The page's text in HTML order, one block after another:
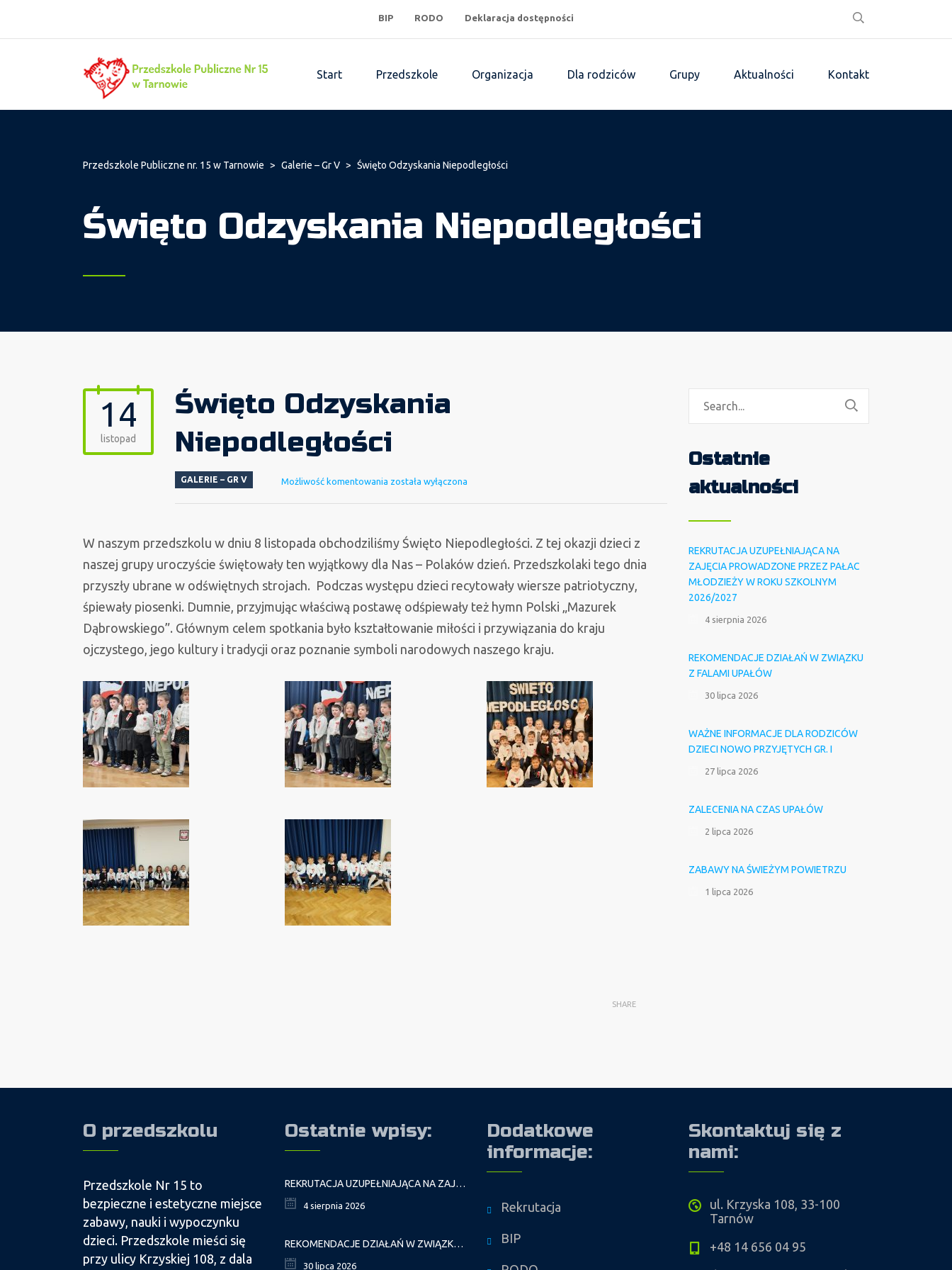
BIP RODO Deklaracja dostępności
Start Przedszkole Organizacja Dla rodziców Grupy Aktualności Kontakt
Przedszkole Publiczne nr. 15 w Tarnowie > Galerie – Gr V > Święto Odzyskania Niepodległości
Święto Odzyskania Niepodległości
14
listopad
Święto Odzyskania
Niepodległości
GALERIE – GR V Możliwość komentowania Święto
została wyłączona
W naszym przedszkolu w dniu 8 listopada obchodziliśmy Święto Niepodległości. Z tej okazji dzieci z
naszej grupy uroczyście świętowały ten wyjątkowy dla Nas – Polaków dzień. Przedszkolaki tego dnia
przyszły ubrane w odświętnych strojach. Podczas występu dzieci recytowały wiersze patriotyczny,
śpiewały piosenki. Dumnie, przyjmując właściwą postawę odśpiewały też hymn Polski „Mazurek
Dąbrowskiego”. Głównym celem spotkania było kształtowanie miłości i przywiązania do kraju
ojczystego, jego kultury i tradycji oraz poznanie symboli narodowych naszego kraju.
SHARE
Ostatnie
aktualności
REKRUTACJA UZUPEŁNIAJĄCA NA
ZAJĘCIA PROWADZONE PRZEZ PAŁAC
MŁODZIEŻY W ROKU SZKOLNYM
2026/2027
4 sierpnia 2026
REKOMENDACJE DZIAŁAŃ W ZWIĄZKU
Z FALAMI UPAŁÓW
30 lipca 2026
WAŻNE INFORMACJE DLA RODZICÓW
DZIECI NOWO PRZYJĘTYCH GR. I
27 lipca 2026
ZALECENIA NA CZAS UPAŁÓW
2 lipca 2026
ZABAWY NA ŚWIEŻYM POWIETRZU
1 lipca 2026
O przedszkolu
Przedszkole Nr 15 to
bezpieczne i estetyczne miejsce
zabawy, nauki i wypoczynku
dzieci. Przedszkole mieści się
przy ulicy Krzyskiej 108, z dala
Ostatnie wpisy:
REKRUTACJA UZUPEŁNIAJĄCA NA ZAJĘCIA PROWADZONE PRZEZ PAŁAC MŁODZIEŻY W ROKU SZKOLNYM 2026/2027
4 sierpnia 2026
REKOMENDACJE DZIAŁAŃ W ZWIĄZKU Z FALAMI UPAŁÓW
30 lipca 2026
Dodatkowe
informacje:
Rekrutacja
BIP
Skontaktuj się z
nami:
ul. Krzyska 108, 33-100
Tarnów
+48 14 656 04 95